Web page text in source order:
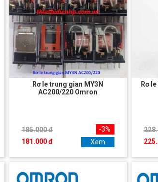
Rơ le trung gian MY3N
AC200/220 Omron
185.000 đ
181.000 đ
-3%
Xem
Rơ